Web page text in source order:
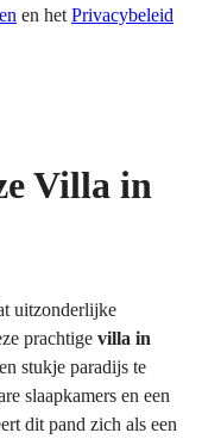
en het Privacybeleid
Villa in
uitzonderlijke
prachtige villa in
stukje paradijs te
slaapkamers en een
dit pand zich als een